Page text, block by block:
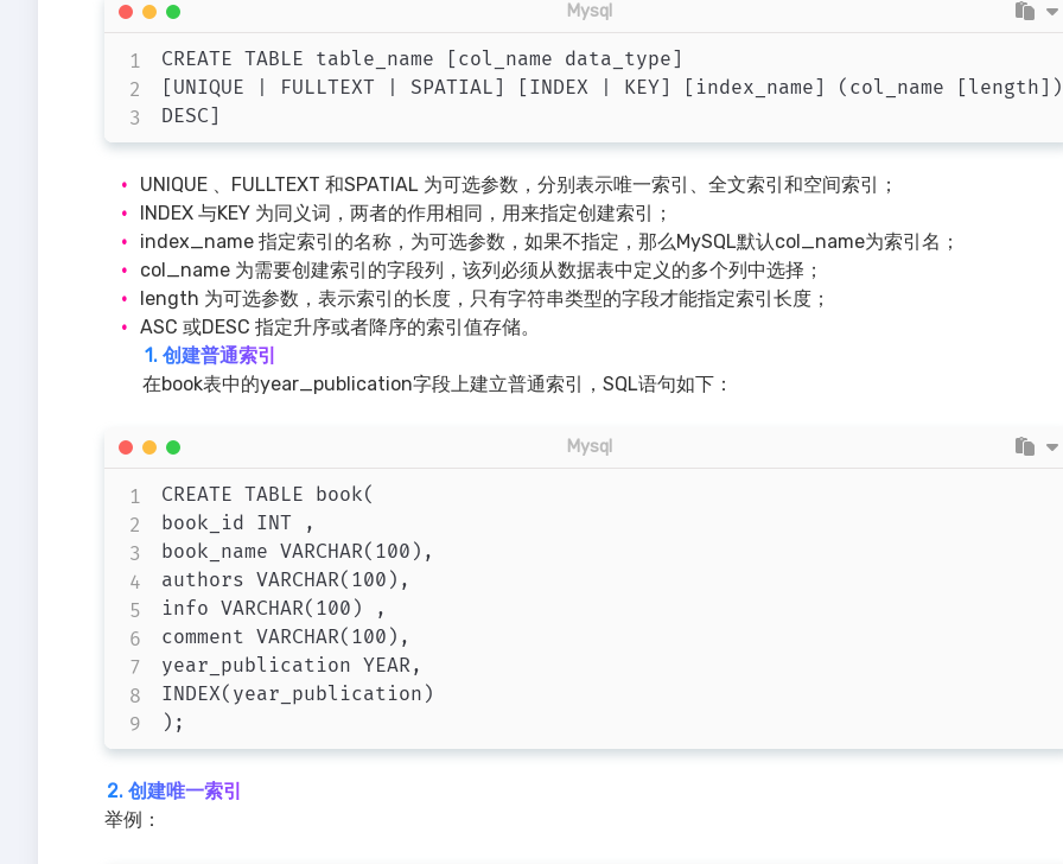
CREATE TABLE table_name [col_name data_type]
[UNIQUE | FULLTEXT | SPATIAL] [INDEX | KEY] [index_name] (col_name
Mysql
UNIQUE 、FULLTEXT 和SPATIAL 为可选参数，分别表示唯一索引、全文索引和空间索引；
INDEX 与KEY 为同义词，两者的作用相同，用来指定创建索引；
index_name 指定索引的名称，为可选参数，如果不指定，那么MySQL默认col_name为索引名；
col_name 为需要创建索引的字段列，该列必须从数据表中定义的多个列中选择；
length 为可选参数，表示索引的长度，只有字符串类型的字段才能指定索引长度；
ASC 或DESC 指定升序或者降序的索引值存储。
1. 创建普通索引
在book表中的year_publication字段上建立普通索引，SQL语句如下：
CREATE TABLE book(
book_id INT ,
book_name VARCHAR(100),
authors VARCHAR(100),
info VARCHAR(100) ,
comment VARCHAR(100),
year_publication YEAR,
INDEX(year_publication)
Mysql
2. 创建唯一索引
举例：